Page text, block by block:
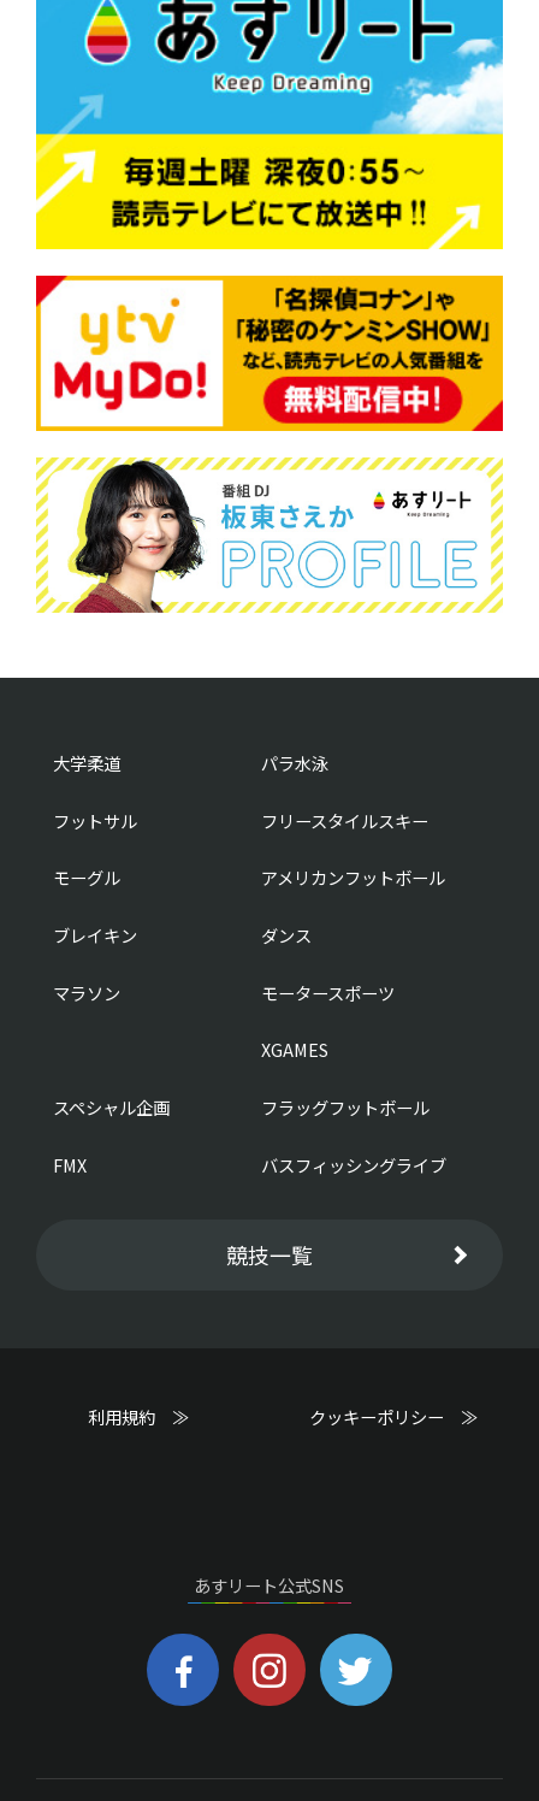
大学柔道 パラ水泳
フットサル フリースタイルスキー
モーグル アメリカンフットボール
ブレイキン ダンス
マラソン モータースポーツ
XGAMES
スペシャル企画 フラッグフットボール
FMX バスフィッシングライブ
競技一覧
利用規約 ≫ クッキーポリシー ≫
あすリート公式SNS